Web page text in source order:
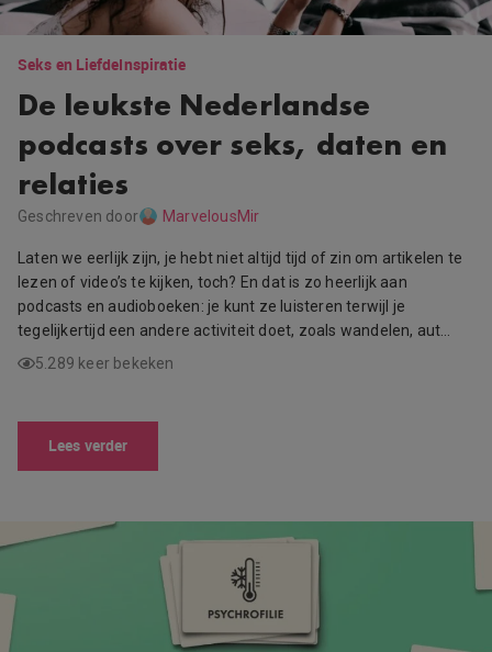
Seks en LiefdeInspiratie
De leukste Nederlandse
podcasts over seks, daten en
relaties
Geschreven door MarvelousMir
Laten we eerlijk zijn, je hebt niet altijd tijd of zin om artikelen te
lezen of video’s te kijken, toch? En dat is zo heerlijk aan
podcasts en audioboeken: je kunt ze luisteren terwijl je
tegelijkertijd een andere activiteit doet, zoals wandelen, aut…
5.289 keer bekeken
Lees verder